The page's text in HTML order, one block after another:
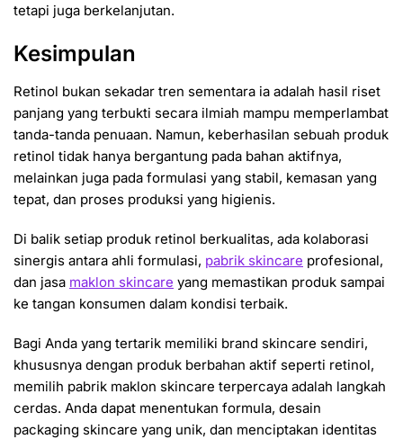
tetapi juga berkelanjutan.
Kesimpulan
Retinol bukan sekadar tren sementara ia adalah hasil riset
panjang yang terbukti secara ilmiah mampu memperlambat
tanda-tanda penuaan. Namun, keberhasilan sebuah produk
retinol tidak hanya bergantung pada bahan aktifnya,
melainkan juga pada formulasi yang stabil, kemasan yang
tepat, dan proses produksi yang higienis.
Di balik setiap produk retinol berkualitas, ada kolaborasi
sinergis antara ahli formulasi, pabrik skincare profesional,
dan jasa maklon skincare yang memastikan produk sampai
ke tangan konsumen dalam kondisi terbaik.
Bagi Anda yang tertarik memiliki brand skincare sendiri,
khususnya dengan produk berbahan aktif seperti retinol,
memilih pabrik maklon skincare terpercaya adalah langkah
cerdas. Anda dapat menentukan formula, desain
packaging skincare yang unik, dan menciptakan identitas